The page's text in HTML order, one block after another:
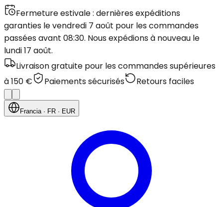
Fermeture estivale : dernières expéditions
garanties le vendredi 7 août pour les commandes
passées avant 08:30. Nous expédions à nouveau le
lundi 17 août.
Livraison gratuite pour les commandes supérieures
à 150 €
Paiements sécurisés Retours faciles
Francia· FR · EUR